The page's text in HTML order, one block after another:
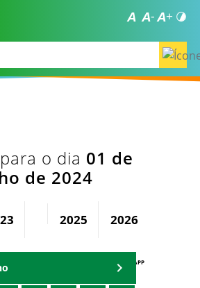
o dia 01 de
de 2024
2025 2026
AGENDA PAPP